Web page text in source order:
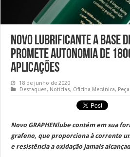
Novo lubrificante a base
promete autonomia de
aplicações
18 de junho de 2020
Destaques, Notícias, Oficina Mecânica,
Novo GRAPHENlube contém em sua
grafeno, que proporciona à corrente
e resistência a oxidação jamais